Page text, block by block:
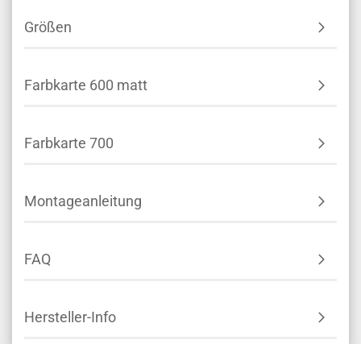
Größen
Farbkarte 600 matt
Farbkarte 700
Montageanleitung
FAQ
Hersteller-Info